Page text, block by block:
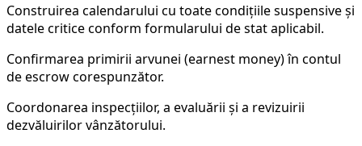
Construirea calendarului cu toate condițiile suspensive și
datele critice conform formularului de stat aplicabil.
Confirmarea primirii arvunei (earnest money) în contul
de escrow corespunzător.
Coordonarea inspecțiilor, a evaluării și a revizuirii
dezvăluirilor vânzătorului.